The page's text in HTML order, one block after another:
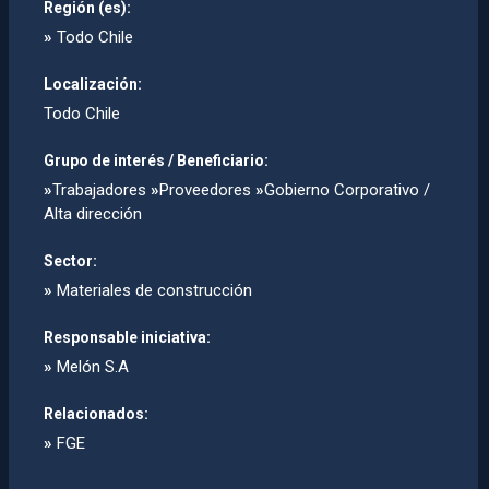
Región (es):
» Todo Chile
Localización:
Todo Chile
Grupo de interés / Beneficiario:
»Trabajadores »Proveedores »Gobierno Corporativo /
Alta dirección
Sector:
» Materiales de construcción
Responsable iniciativa:
» Melón S.A
Relacionados:
» FGE